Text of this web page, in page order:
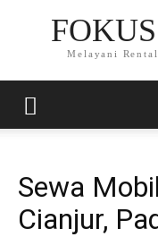
Melayani
Sewa
Cianjur,